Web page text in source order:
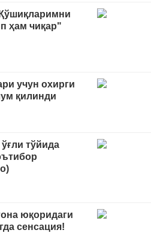
ҳам чиқар"
учун охирги
қилинди
тўйида
юқоридаги
сенсация!